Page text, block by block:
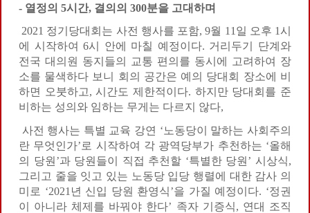
- 열정의 5시간, 결의의 300분을 고대하며
2021 정기당대회는 사전 행사를 포함, 9월 11일 오후 1시
에 시작하여 6시 안에 마칠 예정이다. 거리두기 단계와
전국 대의원 동지들의 교통 편의를 동시에 고려하여 장
소를 물색하다 보니 회의 공간은 예의 당대회 장소에 비
하면 오붓하고, 시간도 제한적이다. 하지만 당대회를 준
비하는 성의와 임하는 무게는 다르지 않다,
사전 행사는 특별 교육 강연 ‘노동당이 말하는 사회주의
란 무엇인가’로 시작하여 각 광역당부가 추천하는 ‘올해
의 당원’과 당원들이 직접 추천할 ‘특별한 당원’ 시상식,
그리고 줄을 잇고 있는 노동당 입당 행렬에 대한 감사 의
미로 ‘2021년 신입 당원 환영식’을 가질 예정이다. ‘정권
이 아니라 체제를 바꿔야 한다’ 족자 기증식, 연대 조직